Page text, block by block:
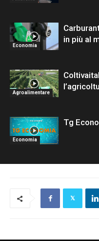
Economia
in più al
Agroalimentare
Economia
Tg